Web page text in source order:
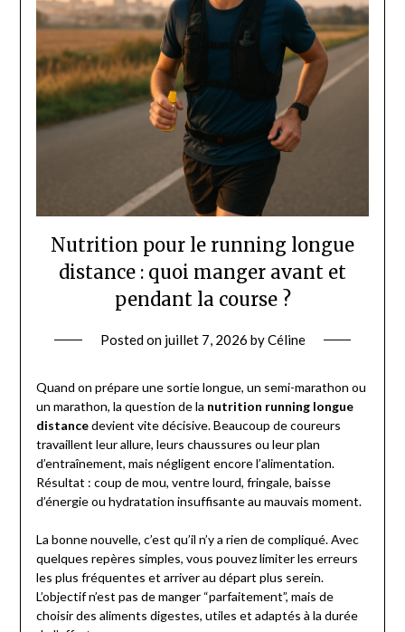
Nutrition pour le running longue
distance : quoi manger avant et
pendant la course ?
Posted on juillet 7, 2026 byCéline
Quand on prépare une sortie longue, un semi-marathon ou
un marathon, la question de la nutrition running longue
distancedevient vite décisive. Beaucoup de coureurs
travaillent leur allure, leurs chaussures ou leur plan
d’entraînement, mais négligent encore l’alimentation.
Résultat : coup de mou, ventre lourd, fringale, baisse
d’énergie ou hydratation insuffisante au mauvais moment.
La bonne nouvelle, c’est qu’il n’y a rien de compliqué. Avec
quelques repères simples, vous pouvez limiter les erreurs
les plus fréquentes et arriver au départ plus serein.
L’objectif n’est pas de manger “parfaitement”, mais de
choisir des aliments digestes, utiles et adaptés à la durée